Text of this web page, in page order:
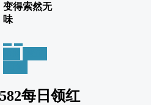
变得索然无
味
每日领红